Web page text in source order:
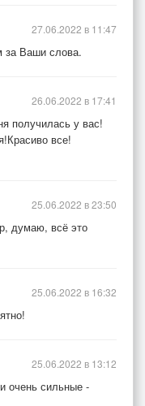
за Ваши слова.
27.06.2022 в 11:47
получилась у вас!
все!
26.06.2022 в 17:41
думаю, всё это
25.06.2022 в 23:50
25.06.2022 в 16:32
очень сильные -
25.06.2022 в 13:12